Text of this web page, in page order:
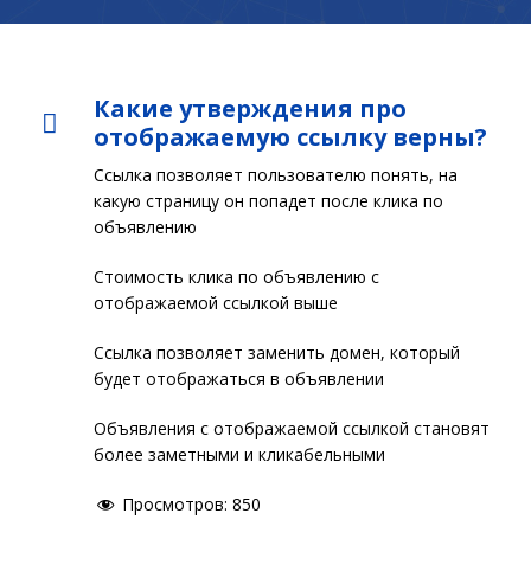
Какие утверждения про
отображаемую ссылку верны?
Ссылка позволяет пользователю понять, на
какую страницу он попадет после клика по
объявлению
Стоимость клика по объявлению с
отображаемой ссылкой выше
Ссылка позволяет заменить домен, который
будет отображаться в объявлении
Объявления с отображаемой ссылкой становят
более заметными и кликабельными
Просмотров: 850